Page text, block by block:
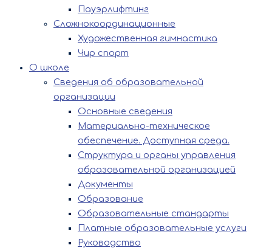
Пауэрлифтинг
Сложнокоординационные
Художественная гимнастика
Чир спорт
О школе
Сведения об образовательной
организации
Основные сведения
Материально-техническое
обеспечение. Доступная среда.
Структура и органы управления
образовательной организацией
Документы
Образование
Образовательные стандарты
Платные образовательные услуги
Руководство